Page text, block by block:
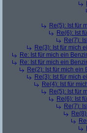
Re(5): Ist für
Re(6): Ist
Re(7):
Re(3): Ist für mich
Re: Ist für mich ein
Re: Ist für mich ein
Re(2): Ist für mich
Re(3): Ist für mich
Re(4): Ist für
Re(5): Ist für
Re(6): Ist
Re(7):